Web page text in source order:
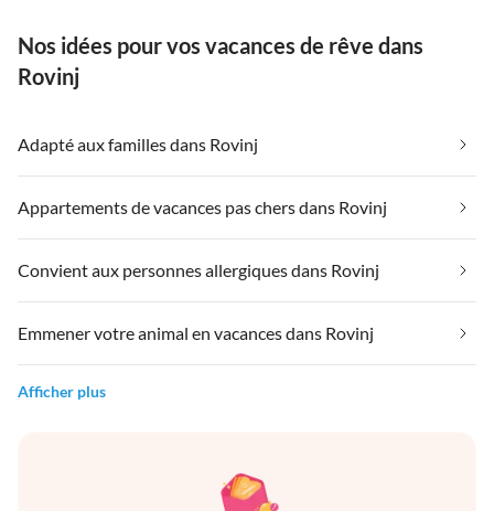
Nos idées pour vos vacances de rêve dans
Rovinj
Adapté aux familles dans Rovinj
Appartements de vacances pas chers dans Rovinj
Convient aux personnes allergiques dans Rovinj
Emmener votre animal en vacances dans Rovinj
Afficher plus